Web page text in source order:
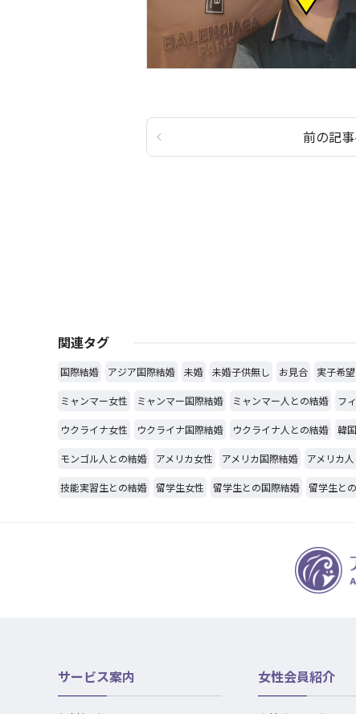
前の記
関連タグ
国際結婚 アジア国際結婚 未婚 未婚子供無し お見合 実子希望
ミャンマー女性 ミャンマー国際結婚 ミャンマー人との結婚 フ
ウクライナ女性 ウクライナ国際結婚 ウクライナ人との結婚 韓
モンゴル人との結婚 アメリカ女性 アメリカ国際結婚 アメリカ
技能実習生との結婚 留学生女性 留学生との国際結婚 留学生と
サービス案内 女性会員紹介